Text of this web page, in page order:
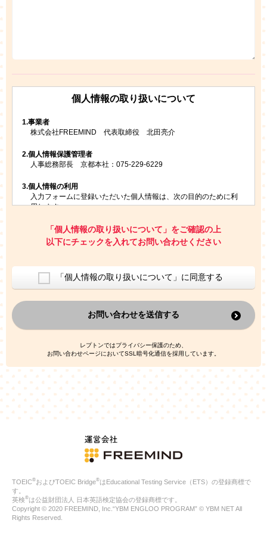
個人情報の取り扱いについて
1.事業者
株式会社FREEMIND 代表取締役 北田亮介
2.個人情報保護管理者
人事総務部長 京都本社：075-229-6229
3.個人情報の利用
入力フォームに登録いただいた個人情報は、次の目的のために利
用します。
お問い合わせにお答えするため
レプトンのキャンペーンや新商品（新サービス）、新規開講教
室等をご案内するため
ご利用者の個人情報を、本人が特定されないデータに不可逆変
換した上で、広告・宣伝・販売促進活動に役立てること
上記の利用目的のために第三者へ提供すること
なお、この利用目的を超えた個人情報の取扱いは行いません。ま
た、これ以外の目的で個人情報を利用することはありません。
人情報を、本人が特定されないデータに不可逆変換した上で第三
者広告配信事業者においてマッチングを行い、その結果に基づい
て広告を配信することがあります。第三者広告配信事業者が、こ
れらの情報を広告配信以外の目的で利用することはありません。
4.
個人情報の第三者への提供
当社は、次の場合を除き、ご本人の同意なしに個人情報を第三者
に提供することはありません。
ご本人の同意がある場合
法令に基づく場合
人の生命、身体または財産の保護のために必要がある場合であ
公衆衛生の向上または児童の健全な育成の推進のために特に必
合
特定した利用目的の達成に必要な範囲内において、個人情報の
「個人情報の取り扱いについて」をご確認の上
以下にチェックを入れてお問い合わせください
「個人情報の取り扱いについて」に同意する
お問い合わせを送信する
レプトンではプライバシー保護のため、
お問い合わせページにおいてSSL暗号化通信を採用しています。
TOEIC®およびTOEIC Bridge®はEducational Testing Service（ETS）の登録商標で
す。
英検®は公益財団法人 日本英語検定協会の登録商標です。
Copyright © 2020 FREEMIND, Inc.“YBM ENGLOO PROGRAM” © YBM NET All
Rights Reserved.